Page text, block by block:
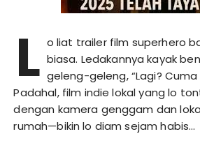
L o liat trailer film superhero
biasa. Ledakannya kayak
geleng-geleng, “Lagi?
Padahal, film indie lokal yang lo
dengan kamera genggam dan
rumah—bikin lo diam sejam habis…